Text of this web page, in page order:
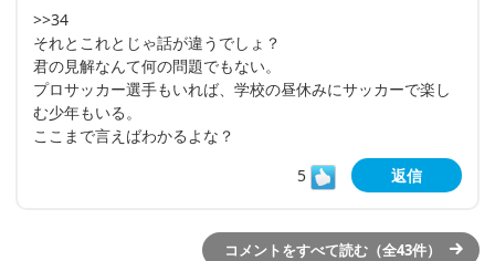
>>34
それとこれとじゃ話が違うでしょ？
君の見解なんて何の問題でもない。
プロサッカー選手もいれば、学校の昼休みにサッカーで楽し
む少年もいる。
ここまで言えばわかるよな？
5
返信
コメントをすべて読む（全43件）